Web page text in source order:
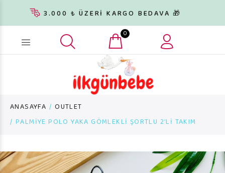
3.000 ₺ ÜZERİ KARGO BEDAVA 🎁
Ürün arama... 0
ANASAYFA
OUTLET
PALMİYE POLO YAKA GÖMLEKLİ ŞORTLU 2’Lİ TAKIM